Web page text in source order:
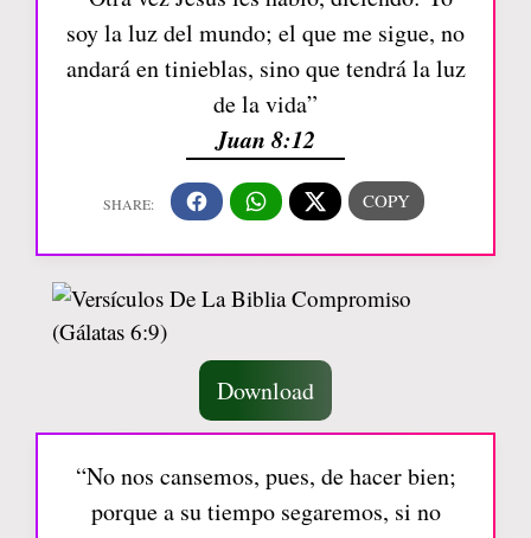
soy la luz del mundo; el que me sigue, no
andará en tinieblas, sino que tendrá la luz
de la vida”
Juan 8:12
Download
“No nos cansemos, pues, de hacer bien;
porque a su tiempo segaremos, si no